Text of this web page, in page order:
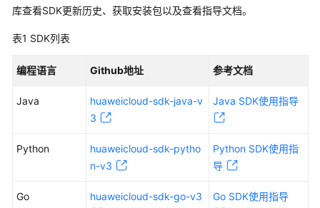
参
常
题
库查看SDK更新历史、获取安装包以及查看指导文档。
表1 SDK列表
编程语言 Github地址 参考文档
Java
huaweicloud-sdk-java-v
3
Java SDK使用指导
Python
huaweicloud-sdk-pytho
n-v3
Python SDK使用指
导
Go huaweicloud-sdk-go-v3 Go SDK使用指导